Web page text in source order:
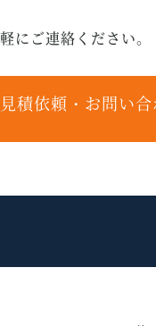
にご連絡ください。
積依頼・お問い合